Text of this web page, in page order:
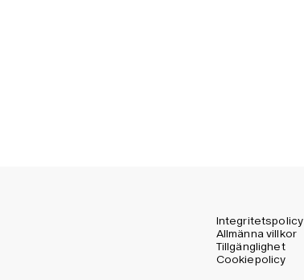
Integritetspolicy
Allmänna villkor
Tillgänglighet
Cookiepolicy